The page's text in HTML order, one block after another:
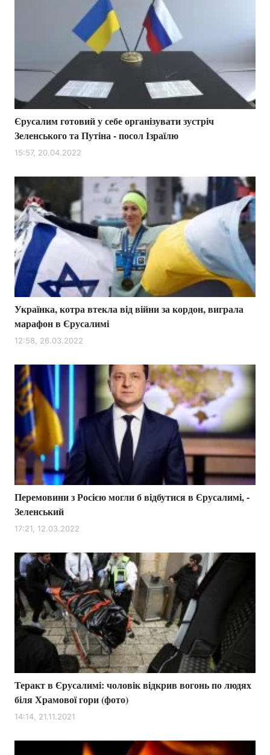
Єрусалим готовий у себе організувати зустріч
Зеленського та Путіна - посол Ізраїлю
15:57, 20.04.2022
Українка, котра втекла від війни за кордон, виграла
марафон в Єрусалимі
12:58, 26.03.2022
Перемовини з Росією могли б відбутися в Єрусалимі, -
Зеленський
17:21, 12.03.2022
Теракт в Єрусалимі: чоловік відкрив вогонь по людях
біля Храмової гори (фото)
14:14, 21.11.2021